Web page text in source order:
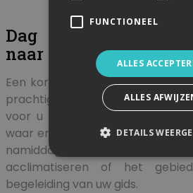
Dag 4 : Voorbij de
naar Mawenzi Tarn
Een korte maar steile klim op
prachtig uitzicht op het
voor u Mawenzi Tarn bereikt,
waar er geen vegetatie meer te
namiddag kan u uw
acclimatiseren of het
begeleiding van uw gids.
FUNCTIONEEL
ALLES
ALLES
DETAILS